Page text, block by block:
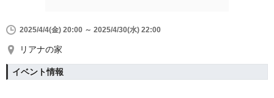
2025/4/4(金) 20:00 ～ 2025/4/30(水) 22:00
リアナの家
イベント情報